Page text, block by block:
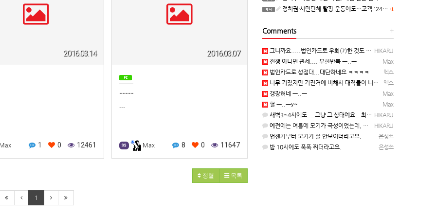
2016.03.14
1 0 12461
2016.03.07
-----
---
99 Max 8 0 11647
정렬 목록
1
+1
정치권·시민단체 탈팡 운동에도…고객 '2470만명' 원상 회복, "고물가에 돌팡"
+
Comments
HIKARU
그니까요.....법인카드로 우회(?)한 것도 아니고, 대놓고...ㅋ ㅋ)
Max
전쟁 아니면 관세.... 무한반복 ㅡ..ㅡ
엑스
법인카드로 성접대...대단하네요 ㅋㅋㅋㅋ
엑스
너무 커졌지만 커진거에 비해서 대작들이 너무 줄었죠.........
Max
갱장허네 ㅡ..ㅡ
Max
헐 ㅡ..ㅡy~
HIKARU
새벽3~4시에도....그냥 그 상태예요...최근 1주일은....
HIKARU
예전에는 여름에 모기가 극성이었는데, 여름에는 안나오는 것 같은.....ㅎ ㅎ)
은성쓰
언젠가부터 모기가 잘 안보이더라고요.
은성쓰
밤 10시에도 푹푹 찌더라고요.